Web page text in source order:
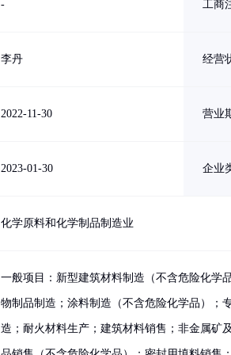
- 工商
李丹 经营
2022-11-30 营业
2023-01-30 企业
化学原料和化学制品制造业
一般项目：新型建筑材料制造（不含危险化学
物制品制造；涂料制造（不含危险化学品）；
造；耐火材料生产；建筑材料销售；非金属矿